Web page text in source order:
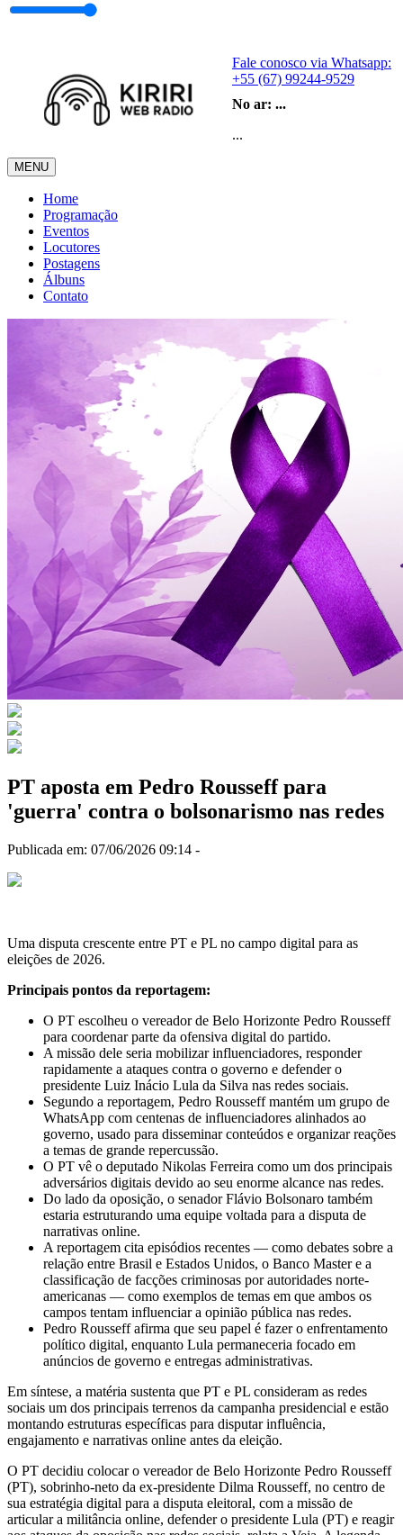
Fale conosco via Whatsapp:
+55 (67) 99244-9529
No ar: ...
...
MENU
Home
Programação
Eventos
Locutores
Postagens
Álbuns
Contato
PT aposta em Pedro Rousseff para
'guerra' contra o bolsonarismo nas redes
Publicada em: 07/06/2026 09:14 -
Uma disputa crescente entre PT e PL no campo digital para as
eleições de 2026.
Principais pontos da reportagem:
O PT escolheu o vereador de Belo Horizonte Pedro Rousseff
para coordenar parte da ofensiva digital do partido.
A missão dele seria mobilizar influenciadores, responder
rapidamente a ataques contra o governo e defender o
presidente Luiz Inácio Lula da Silva nas redes sociais.
Segundo a reportagem, Pedro Rousseff mantém um grupo de
WhatsApp com centenas de influenciadores alinhados ao
governo, usado para disseminar conteúdos e organizar reações
a temas de grande repercussão.
O PT vê o deputado Nikolas Ferreira como um dos principais
adversários digitais devido ao seu enorme alcance nas redes.
Do lado da oposição, o senadorFlávio Bolsonaro também
estaria estruturando uma equipe voltada para a disputa de
narrativas online.
A reportagem cita episódios recentes — como debates sobre a
relação entre Brasil e Estados Unidos, o Banco Master e a
classificação de facções criminosas por autoridades norte-
americanas — como exemplos de temas em que ambos os
campos tentam influenciar a opinião pública nas redes.
Pedro Rousseff afirma que seu papel é fazer o enfrentamento
político digital, enquanto Lula permaneceria focado em
anúncios de governo e entregas administrativas.
Em síntese, a matéria sustenta que PT e PL consideram as redes
sociais um dos principais terrenos da campanha presidencial e estão
montando estruturas específicas para disputar influência,
engajamento e narrativas online antes da eleição.
O PT decidiu colocar o vereador de Belo Horizonte Pedro Rousseff
(PT), sobrinho-neto da ex-presidente Dilma Rousseff, no centro de
sua estratégia digital para a disputa eleitoral, com a missão de
articular a militância online, defender o presidente Lula (PT) e reagir